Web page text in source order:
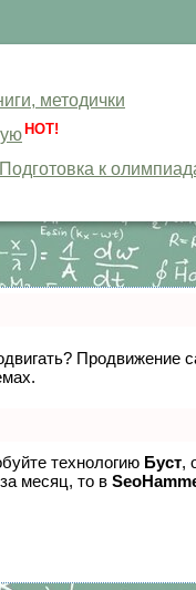
методички
HOT!
Подготовка к
технологию Буст,
месяц, то в